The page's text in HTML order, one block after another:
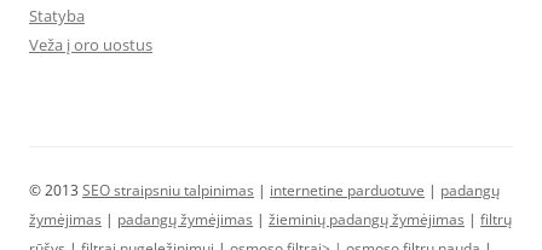
Statyba
Veža į oro uostus
© 2013 SEO straipsniu talpinimas | internetine parduotuve | padangų
žymėjimas | padangų žymėjimas | žieminių padangų žymėjimas | filtrų